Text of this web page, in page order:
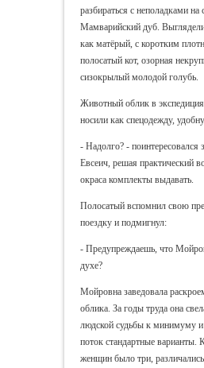
разбираться с неполадками на
Мамварийский дуб.
как матёрый, с коротким
полосатый кот, озорная
сизокрылый молодой голубь.
Животный облик в
носили как спецодежду,
- Надолго? - поинтересовался
Евсеич, решая практический
окраса комплекты выдавать.
Полосатый вспомнил свою
поездку и подмигнул:
- Предупреждаешь, что
духе?
Мойровна заведовала
облика. За годы труда она
людской судьбы к минимуму и
поток стандартные варианты.
женщин было три,